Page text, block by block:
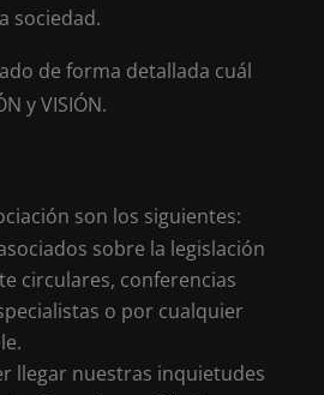
sociedad.
de forma detallada cuál
y VISIÓN.
son los siguientes:
sobre la legislación
circulares, conferencias
o por cualquier
llegar nuestras inquietudes